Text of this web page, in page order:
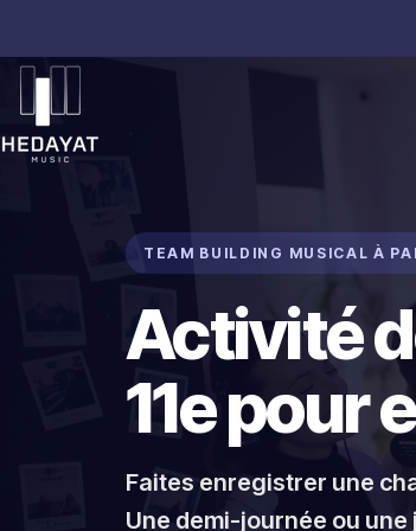
Hedayat Music
TEAM BUILDING MUSICAL À
Activité
11e pour
Faites enregistrer une
Une demi-journée ou